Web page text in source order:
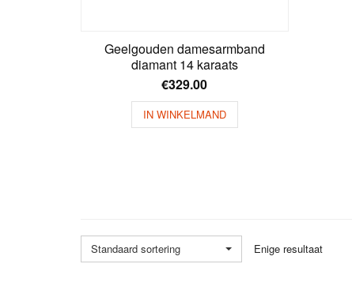
Geelgouden damesarmband
diamant 14 karaats
€329.00
IN WINKELMAND
Standaard sortering Enige resultaat